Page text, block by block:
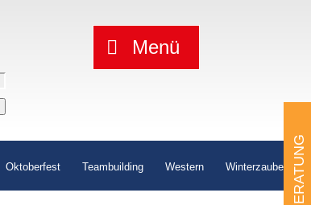
Menü
Oktoberfest Teambuilding Western Winterzauber BERATUNG